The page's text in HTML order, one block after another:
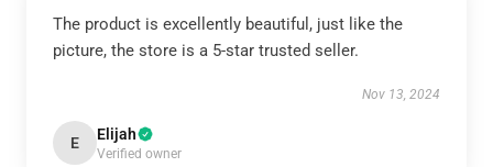
The product is excellently beautiful, just like the
picture, the store is a 5-star trusted seller.
Nov 13, 2024
E Elijah
Verified owner